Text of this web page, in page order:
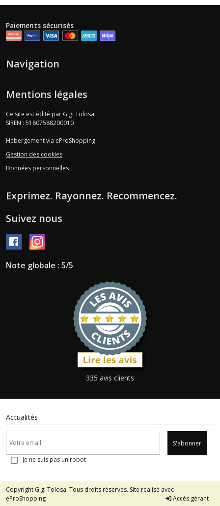
Paiements sécurisés
Navigation
Mentions légales
Ce site est édité par Gigi Tolosa.
SIREN : 51807588200010
Hébergement via eProShopping
Gestion des cookies
Données personnelles
Exprimez. Rayonnez. Recommencez.
Suivez nous
Note globale : 5/5
335 avis clients
Actualités
S'abonner
Je ne suis pas un robot
Copyright Gigi Tolosa. Tous droits réservés. Site réalisé avec
eProShopping
Accès gérant